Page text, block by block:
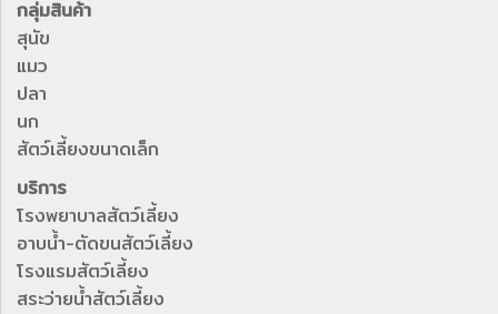
กลุ่มสินค้า
สุนัข
แมว
ปลา
นก
สัตว์เลี้ยงขนาดเล็ก
บริการ
โรงพยาบาลสัตว์เลี้ยง
อาบน้ำ-ตัดขนสัตว์เลี้ยง
โรงแรมสัตว์เลี้ยง
สระว่ายน้ำสัตว์เลี้ยง